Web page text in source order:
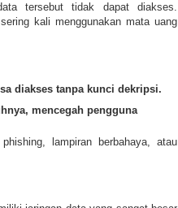
tersebut tidak dapat diakses.
kali menggunakan mata uang
diakses tanpa kunci dekripsi.
mencegah pengguna
lampiran berbahaya, atau